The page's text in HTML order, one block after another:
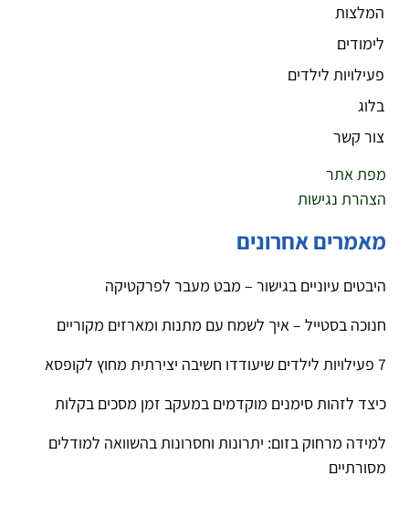
המלצות
לימודים
פעילויות לילדים
בלוג
צור קשר
מפת אתר
הצהרת נגישות
מאמרים אחרונים
היבטים עיוניים בגישור – מבט מעבר לפרקטיקה
חנוכה בסטייל – איך לשמח עם מתנות ומארזים מקוריים
7 פעילויות לילדים שיעודדו חשיבה יצירתית מחוץ לקופסא
כיצד לזהות סימנים מוקדמים במעקב זמן מסכים בקלות
למידה מרחוק בזום: יתרונות וחסרונות בהשוואה למודלים
מסורתיים